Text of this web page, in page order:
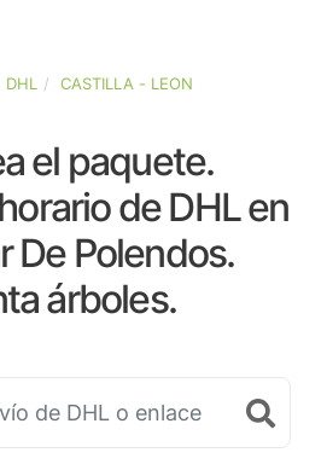
DHL CASTILLA - LEON
el paquete.
de DHL en
De Polendos.
árboles.